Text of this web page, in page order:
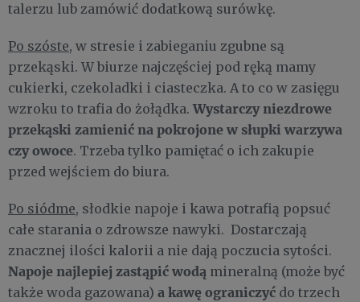
talerzu lub zamówić dodatkową surówkę.
Po szóste, w stresie i zabieganiu zgubne są
przekąski. W biurze najczęściej pod ręką mamy
cukierki, czekoladki i ciasteczka. A to co w zasięgu
wzroku to trafia do żołądka.Wystarczy niezdrowe
przekąski zamienić na pokrojone w słupki warzywa
czy owoce. Trzeba tylko pamiętać o ich zakupie
przed wejściem do biura.
Po siódme, słodkie napoje i kawa potrafią popsuć
całe starania o zdrowsze nawyki. Dostarczają
znacznej ilości kalorii a nie dają poczucia sytości.
Napoje najlepiej zastąpić wodą mineralną (może być
także woda gazowana) a kawę ograniczyć do trzech